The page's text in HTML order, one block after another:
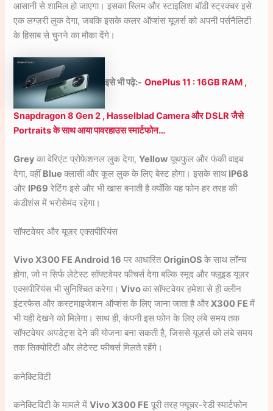
आसानी से शामिल हो जाएगा। इसका स्लिम और स्टाइलिश बॉडी स्ट्रक्चर इसे
एक लग्ज़री लुक देगा, जबकि इसके कलर ऑप्शंस यूज़र्स को अपनी पर्सनैलिटी
के हिसाब से चुनने का मौका देंगे।
इसे भी पढ़े:- OnePlus 11 : 16GB RAM ,
Snapdragon 8 Gen 2 , Hasselblad Camera और DSLR जैसे
Portraits के साथ आया पावरहाउस स्मार्टफोन…
Greyका वेरिएंट प्रोफेशनल लुक देगा,Yellow यूथफुल और फंकी वाइब
देगा, वहींBlueक्लासी और कूल लुक के लिए बेस्ट होगा। इसके साथ IP68
और IP69 रेटिंग इसे और भी खास बनाती है क्योंकि यह फोन हर तरह की
कंडीशंस में भरोसेमंद रहेगा।
सॉफ्टवेयर और यूज़र एक्सपीरियंस
Vivo X300 FE Android 16 पर आधारितOriginOSके साथ लॉन्च
होगा, जो न सिर्फ लेटेस्ट सॉफ्टवेयर फीचर्स देगा बल्कि स्मूद और फ्लूइड यूज़र
एक्सपीरियंस भी सुनिश्चित करेगा। Vivoका सॉफ्टवेयर हमेशा से ही क्लीन
इंटरफेस और कस्टमाइजेशन ऑप्शंस के लिए जाना जाता है औरX300 FEमें
भी यही देखने को मिलेगा। साथ ही, कंपनी इस फोन के लिए लंबे समय तक
सॉफ्टवेयर अपडेट्स देने की योजना बना सकती है, जिससे यूज़र्स को लंबे समय
तक सिक्योरिटी और लेटेस्ट फीचर्स मिलते रहेंगे।
कनेक्टिविटी
कनेक्टिविटी के मामले मेंVivo X300 FE पूरी तरह फ्यूचर-रेडी स्मार्टफोन